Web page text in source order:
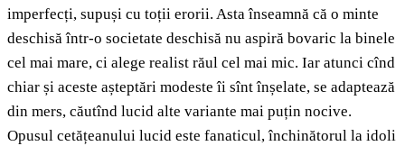
imperfecți, supuși cu toții erorii. Asta înseamnă că o minte
deschisă într-o societate deschisă nu aspiră bovaric la binele
cel mai mare, ci alege realist răul cel mai mic. Iar atunci cînd
chiar și aceste așteptări modeste îi sînt înșelate, se adaptează
din mers, căutînd lucid alte variante mai puțin nocive.
Opusul cetățeanului lucid este fanaticul, închinătorul la idoli